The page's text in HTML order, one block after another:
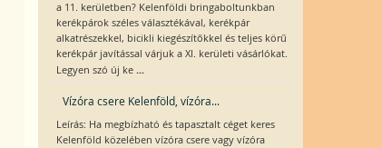
a 11. kerületben? Kelenföldi bringaboltunkban
kerékpárok széles választékával, kerékpár
alkatrészekkel, bicikli kiegészítőkkel és teljes körű
kerékpár javítással várjuk a XI. kerületi vásárlókat.
Legyen szó új ke ...
Vízóra csere Kelenföld, vízóra...
Leírás: Ha megbízható és tapasztalt céget keres
Kelenföld közelében vízóra csere vagy vízóra